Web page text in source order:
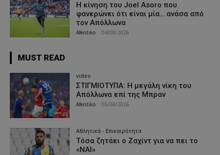
Η κίνηση του Joel Asoro που
φανερώνει ότι είναι μία… ανάσα από
τον Απόλλωνα
Afentiko 04/08/2026
MUST READ
video
ΣΤΙΓΜΙΟΤΥΠΑ: Η μεγάλη νίκη του
Απόλλωνα επί της Μπραν
Afentiko 05/08/2026
Αθλητικά - Επικαιρότητα
Τόσα ζητάει ο Ζαχίντ για να πει το
«ΝΑΙ»